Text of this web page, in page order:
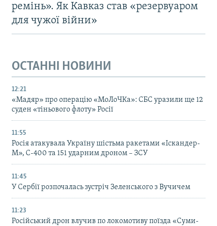
ремінь». Як Кавказ став «резервуаром
для чужої війни»
ОСТАННІ НОВИНИ
12:21
«Мадяр» про операцію «МоЛоЧКа»: СБС уразили ще 12
суден «тіньового флоту» Росії
11:55
Росія атакувала Україну шістьма ракетами «Іскандер-
М», С-400 та 151 ударним дроном – ЗСУ
11:45
У Сербії розпочалась зустріч Зеленського з Вучичем
11:23
Російський дрон влучив по локомотиву поїзда «Суми-